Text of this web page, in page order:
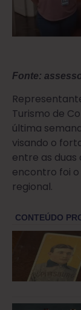
Fonte:
Turismo de
última
visando o
entre as duas
encontro foi
regional.